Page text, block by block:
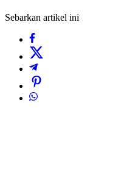
Sebarkan artikel ini